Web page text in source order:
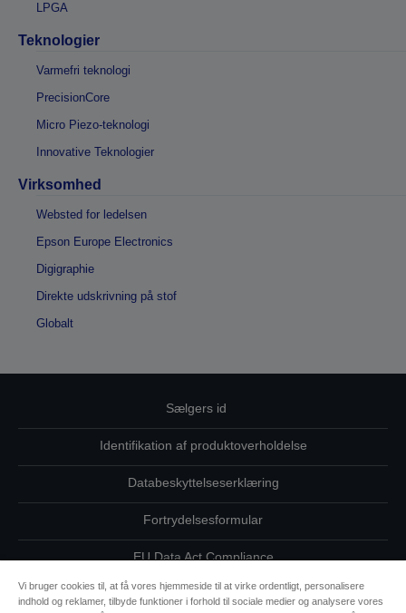
LPGA
Teknologier
Varmefri teknologi
PrecisionCore
Micro Piezo-teknologi
Innovative Teknologier
Virksomhed
Websted for ledelsen
Epson Europe Electronics
Digigraphie
Direkte udskrivning på stof
Globalt
Sælgers id
Identifikation af produktoverholdelse
Databeskyttelseserklæring
Fortrydelsesformular
EU Data Act Compliance
Kontakt os vedrørende dine data
Vi bruger cookies til, at få vores hjemmeside til at virke ordentligt, personalisere
indhold og reklamer, tilbyde funktioner i forhold til sociale medier og analysere vores